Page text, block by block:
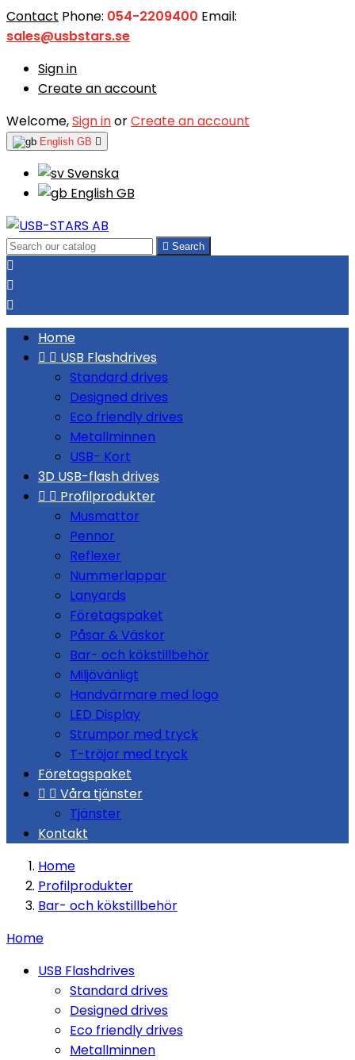
Contact Phone: 054-2209400 Email:
sales@usbstars.se
Sign in
Create an account
Welcome,Sign inorCreate an account
English GB 
Svenska
English GB
 Search



Home
  USB Flashdrives
Standard drives
Designed drives
Eco friendly drives
Metallminnen
USB- Kort
3D USB-flash drives
  Profilprodukter
Musmattor
Pennor
Reflexer
Nummerlappar
Lanyards
Företagspaket
Påsar & Väskor
Bar- och kökstillbehör
Miljövänligt
Handvärmare med logo
LED Display
Strumpor med tryck
T-tröjor med tryck
Företagspaket
  Våra tjänster
Tjänster
Kontakt
Home
Profilprodukter
Bar- och kökstillbehör
Home
USB Flashdrives
Standard drives
Designed drives
Eco friendly drives
Metallminnen